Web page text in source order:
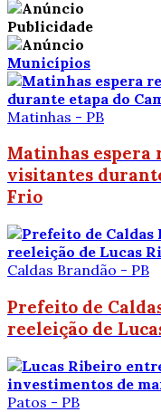
Publicidade
Municípios
Matinhas - PB
Matinhas espera
visitantes
Frio
Caldas Brandão - PB
Prefeito de
reeleição de
Patos - PB